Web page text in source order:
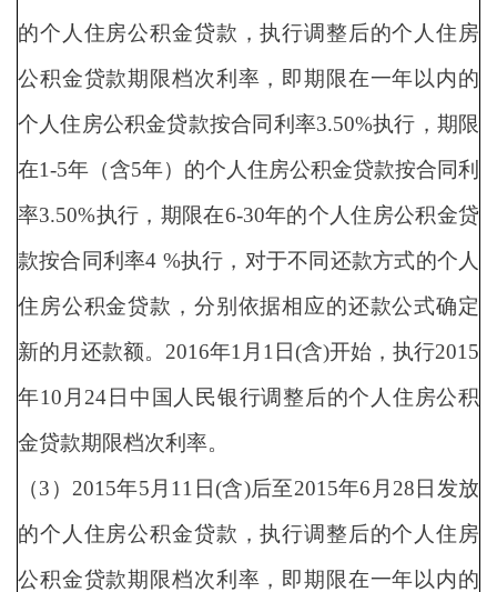
的个人住房公积金贷款，执行调整后的个人住房
公积金贷款期限档次利率，即期限在一年以内的
个人住房公积金贷款按合同利率3.50%执行，期限
在1-5年（含5年）的个人住房公积金贷款按合同利
率3.50%执行，期限在6-30年的个人住房公积金贷
款按合同利率4 %执行，对于不同还款方式的个人
住房公积金贷款，分别依据相应的还款公式确定
新的月还款额。2016年1月1日(含)开始，执行2015
年10月24日中国人民银行调整后的个人住房公积
金贷款期限档次利率。
（3）2015年5月11日(含)后至2015年6月28日发放
的个人住房公积金贷款，执行调整后的个人住房
公积金贷款期限档次利率，即期限在一年以内的